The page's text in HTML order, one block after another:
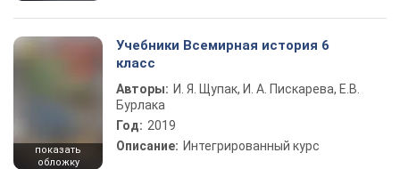
показать
обложку
Учебники Всемирная история 6
класс
Авторы: И. Я. Щупак, И. А. Пискарева, Е.В.
Бурлака
Год: 2019
Описание: Интегрированный курс